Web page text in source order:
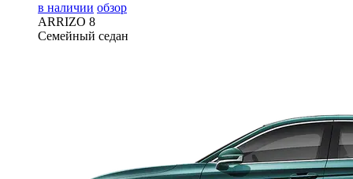
в наличии обзор
ARRIZO 8
Семейный седан